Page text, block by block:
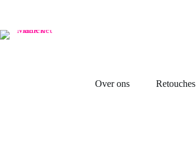
inhoud
Over ons Retouches